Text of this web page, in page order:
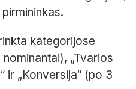
kategorijose
„Tvarios
ir „Konversija“ (po 3